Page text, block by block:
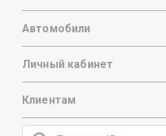
Автомобили
Личный кабинет
Клиентам